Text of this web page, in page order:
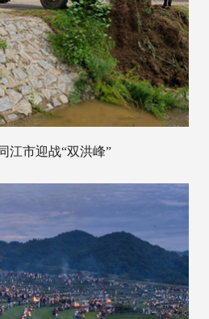
江市迎战“双洪峰”